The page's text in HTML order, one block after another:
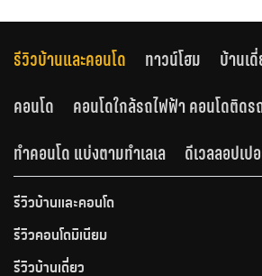
รีวิวบ้านและคอนโด ทาวน์โฮม
บ้านเ
คอนโด
คอนโดใกล้รถไฟฟ้า คอนโดติดร
ทำคอนโด แบ่งตามทำเลเล
ดีเวลลอปเป
รีวิวบ้านและคอนโด
รีวิวคอนโดมิเนียม
รีวิวบ้านเดี่ยว